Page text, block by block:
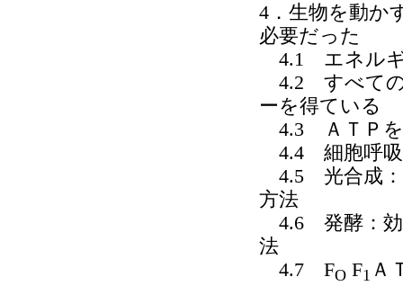
4．生物を動か
必要だった
4.1 エネルギ
4.2 すべての
ーを得ている
4.3 ＡＴＰを
4.4 細胞呼吸
4.5 光合成：
方法
4.6 発酵：効
法
4.7 FOF1 Ａ